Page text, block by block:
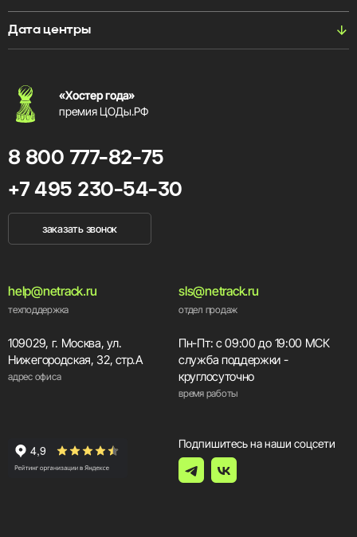
Дата центры
«Хостер года»
премия ЦОДы.РФ
8 800 777-82-75
+7 495 230-54-30
заказать звонок
help@netrack.ru
техподдержка
sls@netrack.ru
отдел продаж
109029, г. Москва, ул.
Нижегородская, 32, стр.А
адрес офиса
Пн-Пт: с 09:00 до 19:00 МСК
служба поддержки -
круглосуточно
время работы
Подпишитесь на наши соцсети